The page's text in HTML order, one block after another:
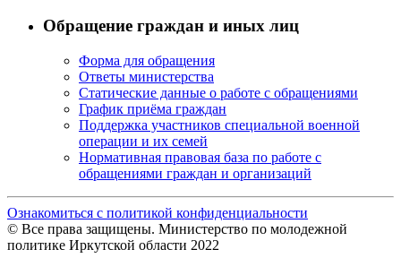
Обращение граждан и иных лиц
Форма для обращения
Ответы министерства
Статические данные о работе с обращениями
График приёма граждан
Поддержка участников специальной военной
операции и их семей
Нормативная правовая база по работе с
обращениями граждан и организаций
Ознакомиться с политикой конфиденциальности
© Все права защищены. Министерство по молодежной
политике Иркутской области 2022